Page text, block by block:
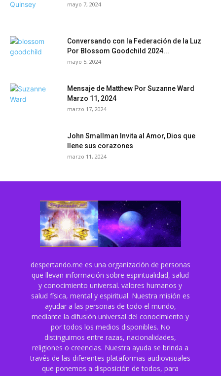
mayo 7, 2024
Conversando con la Federación de la Luz
Por Blossom Goodchild 2024...
mayo 5, 2024
Mensaje de Matthew Por Suzanne Ward
Marzo 11, 2024
marzo 17, 2024
John Smallman Invita al Amor, Dios que
llene sus corazones
marzo 11, 2024
despertando.me es una organización de personas
que llevan información sobre espiritualidad, salud
y conocimiento universal. valores humanos y
salud física, mental y espiritual. Nuestra misión es
ayudar a las personas de todo el mundo,
mediante la difusión universal del conocimiento y
por todos los medios disponibles. No
distinguimos entre razas, nacionalidades,
religiones o creencias. Nuestra ayuda se brinda a
través de las diferentes plataformas audiovisuales
que ponemos a disposición de todos, para